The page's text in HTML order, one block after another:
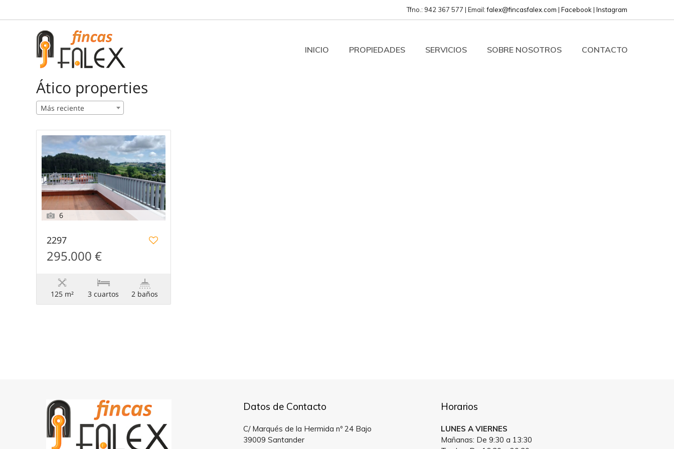
al
Tfno.: 942 367 577 | Email:falex@fincasfalex.com | Facebook | Instagram
INICIO PROPIEDADES SERVICIOS SOBRE NOSOTROS CONTACTO
Ático properties
Más reciente
6
2297
295.000 €
125 m² 3 сuartos 2 baños
Datos de Contacto
C/ Marqués de la Hermida nº 24 Bajo
39009 Santander
Horarios
LUNES A VIERNES
Mañanas: De 9:30 a 13:30